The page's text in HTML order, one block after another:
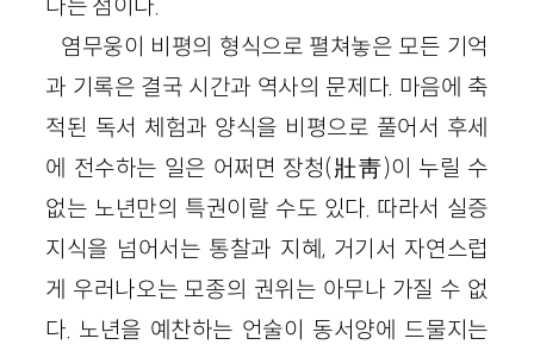
다는 점이다.
염무웅이 비평의 형식으로 펼쳐놓은 모든 기억
과 기록은 결국 시간과 역사의 문제다. 마음에 축
적된 독서 체험과 양식을 비평으로 풀어서 후세
에 전수하는 일은 어쩌면 장청(壯靑)이 누릴 수
없는 노년만의 특권이랄 수도 있다. 따라서 실증
지식을 넘어서는 통찰과 지혜, 거기서 자연스럽
게 우러나오는 모종의 권위는 아무나 가질 수 없
다. 노년을 예찬하는 언술이 동서양에 드물지는